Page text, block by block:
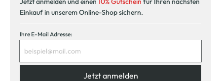
Einkauf in unserem Online-Shop sichern.
Ihre E-Mail Adresse:
Jetzt anmelden